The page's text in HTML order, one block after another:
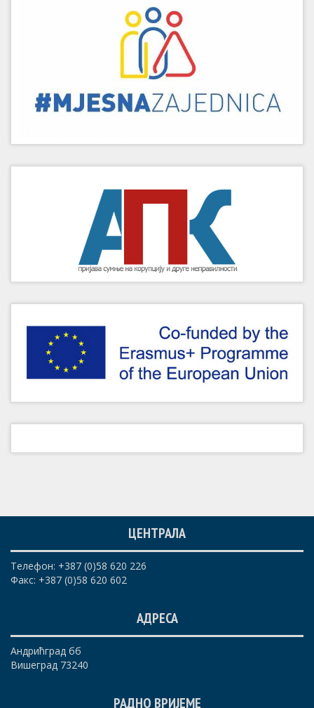
ЦЕНТРАЛА
Телефон: +387 (0)58 620 226
Факс: +387 (0)58 620 602
АДРЕСА
Андрићград бб
Вишеград 73240
РАДНО ВРИЈЕМЕ